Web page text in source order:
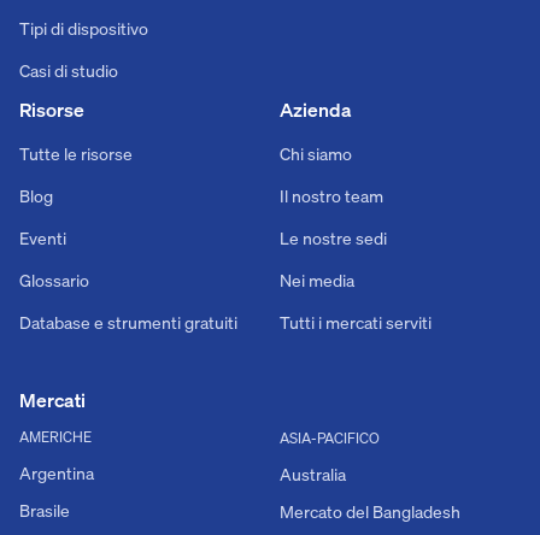
Tipi di dispositivo
Casi di studio
Risorse
Tutte le risorse
Blog
Eventi
Glossario
Database e strumenti gratuiti
Azienda
Chi siamo
Il nostro team
Le nostre sedi
Nei media
Tutti i mercati serviti
Mercati
AMERICHE
Argentina
Brasile
ASIA-PACIFICO
Australia
Mercato del Bangladesh